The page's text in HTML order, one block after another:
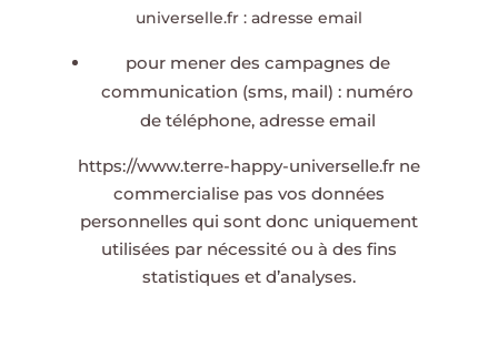
universelle.fr : adresse email
pour mener des campagnes de
communication (sms, mail) : numéro
de téléphone, adresse email
https://www.terre-happy-universelle.fr ne
commercialise pas vos données
personnelles qui sont donc uniquement
utilisées par nécessité ou à des fins
statistiques et d’analyses.